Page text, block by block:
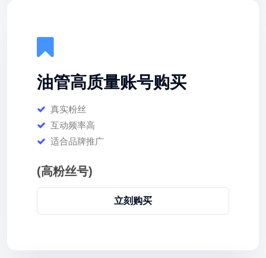
油管高质量账号购买
真实粉丝
互动频率高
适合品牌推广
(高粉丝号)
立刻购买